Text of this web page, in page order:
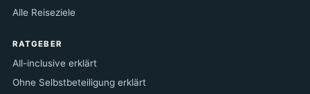
Alle Reiseziele
RATGEBER
All-inclusive erklärt
Ohne Selbstbeteiligung erklärt